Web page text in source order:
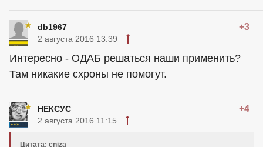
db1967 +3
2 августа 2016 13:39
Интересно - ОДАБ решаться наши применить?
Там никакие схроны не помогут.
НЕКСУС +4
2 августа 2016 11:15
Цитата: cniza